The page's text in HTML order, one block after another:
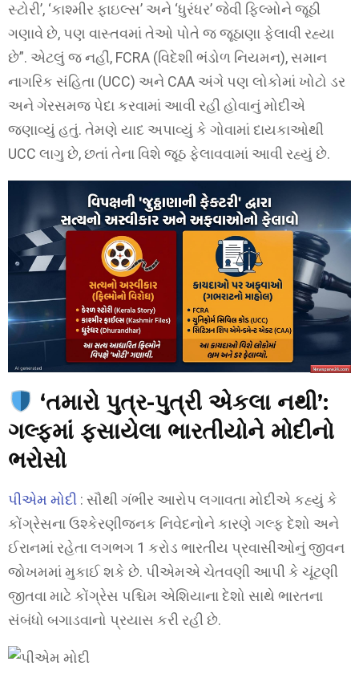
સ્ટોરી’, ‘કાશ્મીર ફાઇલ્સ’ અને ‘ધુરંધર’ જેવી ફિલ્મોને જૂઠી
ગણાવે છે, પણ વાસ્તવમાં તેઓ પોતે જ જૂઠાણા ફેલાવી રહ્યા
છે”. એટલું જ નહીં, FCRA (વિદેશી ભંડોળ નિયમન), સમાન
નાગરિક સંહિતા (UCC) અને CAA અંગે પણ લોકોમાં ખોટો ડર
અને ગેરસમજ પેદા કરવામાં આવી રહી હોવાનું મોદીએ
જણાવ્યું હતું. તેમણે યાદ અપાવ્યું કે ગોવામાં દાયકાઓથી
UCC લાગુ છે, છતાં તેના વિશે જૂઠ ફેલાવવામાં આવી રહ્યું છે.
‘તમારો પુત્ર-પુત્રી એકલા નથી’:
ગલ્ફમાં ફસાયેલા ભારતીયોને મોદીનો
ભરોસો
પીએમ મોદી : સૌથી ગંભીર આરોપ લગાવતા મોદીએ કહ્યું કે
કોંગ્રેસના ઉશ્કેરણીજનક નિવેદનોને કારણે ગલ્ફ દેશો અને
ઈરાનમાં રહેતા લગભગ 1 કરોડ ભારતીય પ્રવાસીઓનું જીવન
જોખમમાં મુકાઈ શકે છે. પીએમએ ચેતવણી આપી કે ચૂંટણી
જીતવા માટે કોંગ્રેસ પશ્ચિમ એશિયાના દેશો સાથે ભારતના
સંબંધો બગાડવાનો પ્રયાસ કરી રહી છે.